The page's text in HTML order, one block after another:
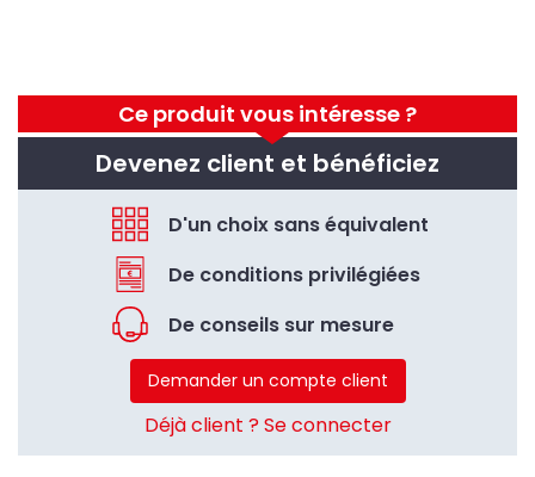
Ce produit vous intéresse ?
Devenez client et bénéficiez
D'un choix sans équivalent
De conditions privilégiées
De conseils sur mesure
Demander un compte client
Déjà client ? Se connecter